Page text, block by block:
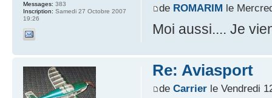
de ROMARIM le
Moi aussi.... Je
Messages: 383
Inscription: Samedi 27 Octobre 2007
19:26
Re: Aviasport
de Carrierle Vendredi